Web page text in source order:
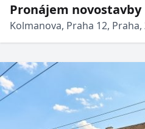
Pronájem
Modřanském
sklep, parking
Kolmanova, Praha 12, Praha,